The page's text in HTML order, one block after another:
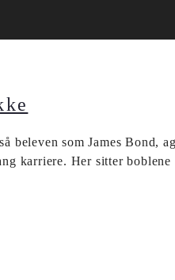
beleven som James
karriere. Her sitter